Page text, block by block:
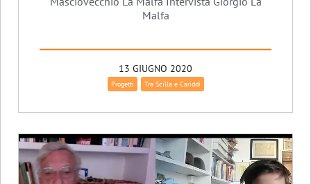
Malfa
13 GIUGNO 2020
Progetti Tra Scilla e Cariddi